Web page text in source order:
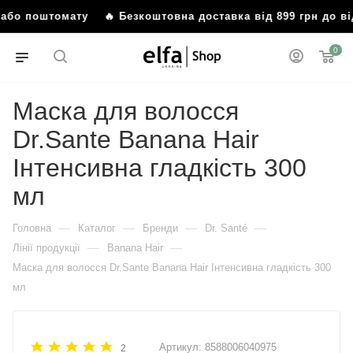
поштомату 🔥 Безкоштовна доставка від 899 грн до
0
Маска для волосся
Dr.Sante Banana Hair
Інтенсивна гладкість 300
мл
Головна — Каталог — Бренди — Dr. Santé —
Лінії продукції — Banana Hair —
Маска для волосся Dr.Sante Banana Hair Інтенсивна гладкість 300
мл
2 Артикул: 8588006040975